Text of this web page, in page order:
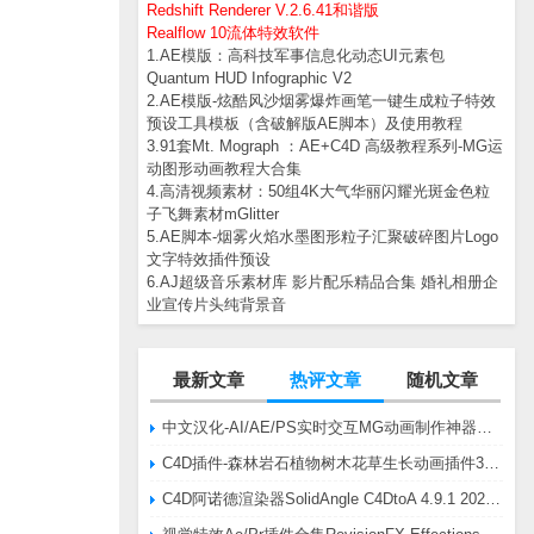
Redshift Renderer V.2.6.41和谐版
Realflow 10流体特效软件
1.AE模版：高科技军事信息化动态UI元素包
Quantum HUD Infographic V2
2.AE模版-炫酷风沙烟雾爆炸画笔一键生成粒子特效
预设工具模板（含破解版AE脚本）及使用教程
3.91套Mt. Mograph ：AE+C4D 高级教程系列-MG运
动图形动画教程大合集
4.高清视频素材：50组4K大气华丽闪耀光斑金色粒
子飞舞素材mGlitter
5.AE脚本-烟雾火焰水墨图形粒子汇聚破碎图片Logo
文字特效插件预设
6.AJ超级音乐素材库 影片配乐精品合集 婚礼相册企
业宣传片头纯背景音
最新文章 热评文章 随机文章